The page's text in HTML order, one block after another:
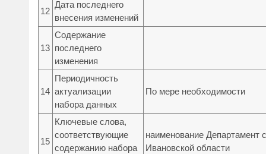
12
Дата последнего
внесения изменений
13
Содержание
последнего
изменения
14
Периодичность
актуализации
набора данных
По мере необходимости
15
Ключевые слова,
соответствующие
содержанию набора
наименование Департамент
Ивановской области